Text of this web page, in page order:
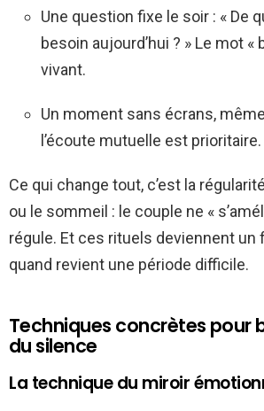
Une question fixe le soir : « De
besoin aujourd’hui ? » Le mot «
vivant.
Un moment sans écrans,
l’écoute mutuelle est prioritaire.
Ce qui change tout, c’est la
ou le sommeil : le couple ne «
régule. Et ces rituels deviennent un
quand revient une période difficile.
Techniques concrètes pour
du silence
La technique du miroir